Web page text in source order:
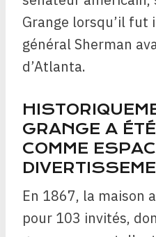
Grange lorsqu’il fut
général Sherman
d’Atlanta.
GRANGE A
COMME
En 1867, la maison
pour 103 invités,